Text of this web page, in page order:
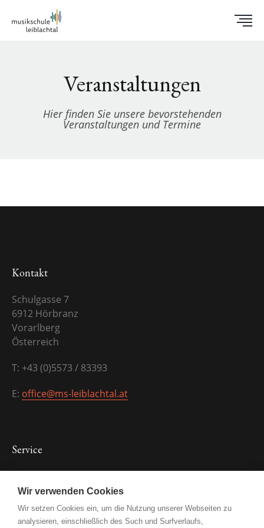
Veranstaltungen
Hier finden Sie unsere bevorstehenden
Veranstaltungen und Termine
Kontakt
Schulgasse 7
6912 Hörbranz
Vorarlberg
Österreich
T: +43 (0)5573 / 83393
E: office@ms-leiblachtal.at
Service
Kontakt
Schulordnung
Impressum
Wir verwenden Cookies
Wir setzen Cookies ein, um die Nutzung unserer Webseiten zu
analysieren, einschließlich des Such und Surfverlaufs,